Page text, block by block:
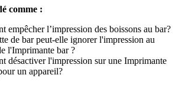
comme :
empêcher l’impression des boissons au bar?
de bar peut-elle ignorer l'impression au
l'Imprimante bar ?
désactiver l'impression sur une Imprimante
un appareil?